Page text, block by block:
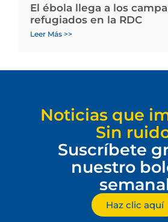
El ébola llega a los
refugiados en la RDC
Leer Más >>
Noticias que
Sin
Suscríbete
nuestro
Haz clic aquí